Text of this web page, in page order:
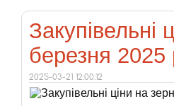
Закупівельні
березня 2025
2025-03-21 12:00:12